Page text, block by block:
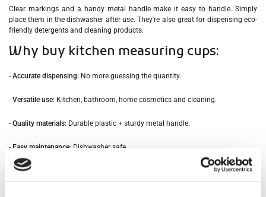
Clear markings and a handy metal handle make it easy to handle. Simply
place them in the dishwasher after use. They're also great for dispensing eco-
friendly detergents and cleaning products.
Why buy kitchen measuring cups:
- Accurate dispensing: No more guessing the quantity.
- Versatile use: Kitchen, bathroom, home cosmetics and cleaning.
- Quality materials: Durable plastic + sturdy metal handle.
- Easy maintenance: Dishwasher safe.
Compact set: